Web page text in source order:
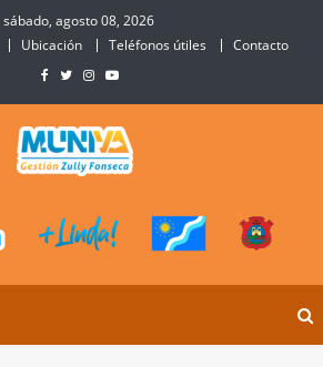
sábado, agosto 08, 2026
Ubicación Teléfonos útiles Contacto
Ascasubi